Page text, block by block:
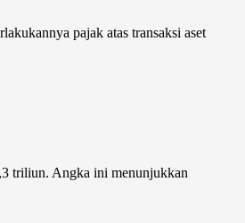
pajak atas transaksi aset
triliun. Angka ini menunjukkan